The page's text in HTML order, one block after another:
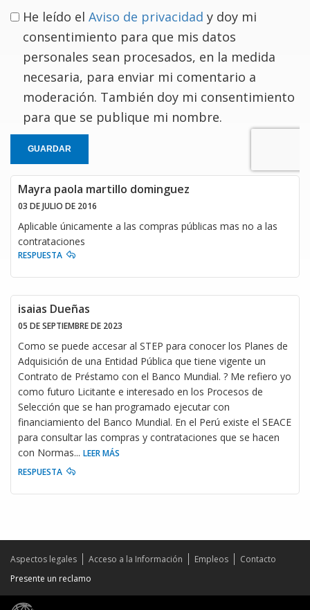
He leído el Aviso de privacidad y doy mi
consentimiento para que mis datos
personales sean procesados, en la medida
necesaria, para enviar mi comentario a
moderación. También doy mi consentimiento
para que se publique mi nombre.
GUARDAR
Mayra paola martillo dominguez
03 DE JULIO DE 2016
Aplicable únicamente a las compras públicas mas no a las
contrataciones
RESPUESTA
isaias Dueñas
05 DE SEPTIEMBRE DE 2023
Como se puede accesar al STEP para conocer los Planes de
Adquisición de una Entidad Pública que tiene vigente un
Contrato de Préstamo con el Banco Mundial. ? Me refiero yo
como futuro Licitante e interesado en los Procesos de
Selección que se han programado ejecutar con
financiamiento del Banco Mundial. En el Perú existe el SEACE
para consultar las compras y contrataciones que se hacen
con Normas... LEER MÁS
RESPUESTA
Aspectos legales Acceso a la Información Empleos
Contacto
Presente un reclamo